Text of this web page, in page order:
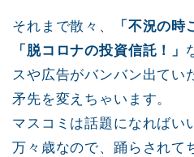
それまで散々、 「不況の時
「脱コロナの投資信託！」
スや広告がバンバン出てい
矛先を変えちゃいます。
マスコミは話題になればい
万々歳なので、踊らされて